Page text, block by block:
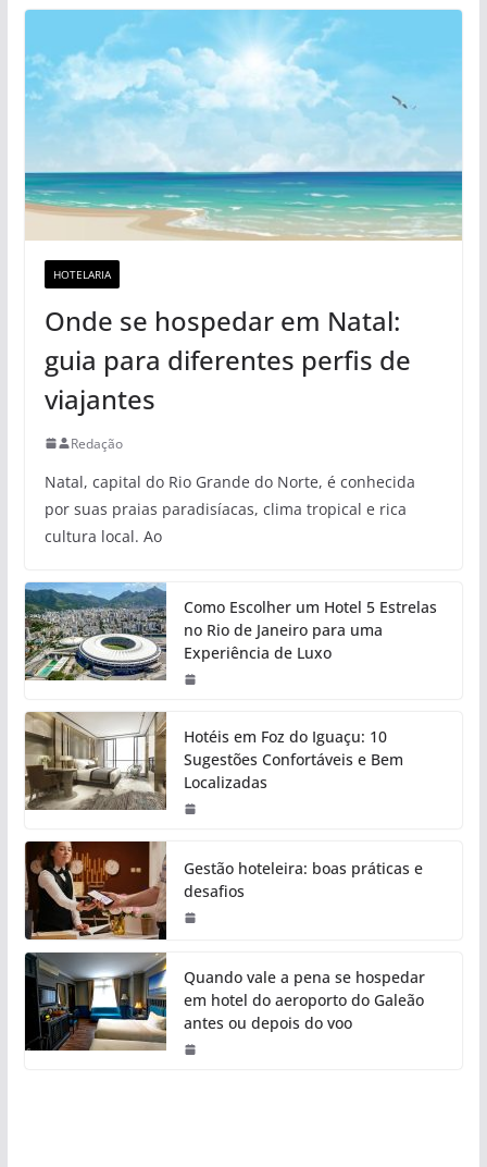
HOTELARIA
Onde se hospedar em Natal:
guia para diferentes perfis de
viajantes
Redação
Natal, capital do Rio Grande do Norte, é conhecida
por suas praias paradisíacas, clima tropical e rica
cultura local. Ao
Como Escolher um Hotel 5 Estrelas
no Rio de Janeiro para uma
Experiência de Luxo
Hotéis em Foz do Iguaçu: 10
Sugestões Confortáveis e Bem
Localizadas
Gestão hoteleira: boas práticas e
desafios
Quando vale a pena se hospedar
em hotel do aeroporto do Galeão
antes ou depois do voo